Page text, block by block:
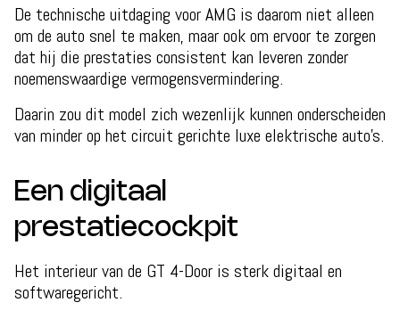
De technische uitdaging voor AMG is daarom niet alleen
om de auto snel te maken, maar ook om ervoor te zorgen
dat hij die prestaties consistent kan leveren zonder
noemenswaardige vermogensvermindering.
Daarin zou dit model zich wezenlijk kunnen onderscheiden
van minder op het circuit gerichte luxe elektrische auto's.
Een digitaal
prestatiecockpit
Het interieur van de GT 4-Door is sterk digitaal en
softwaregericht.